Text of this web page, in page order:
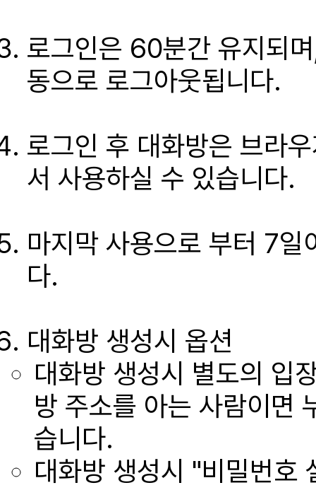
로그인은 60분간 유지되
동으로 로그아웃됩니다.
로그인 후 대화방은 브라
서 사용하실 수 있습니다.
마지막 사용으로 부터 7일
다.
대화방 생성시 옵션
대화방 생성시 별도의 입
방 주소를 아는 사람이면
습니다.
대화방 생성시 "비밀번호